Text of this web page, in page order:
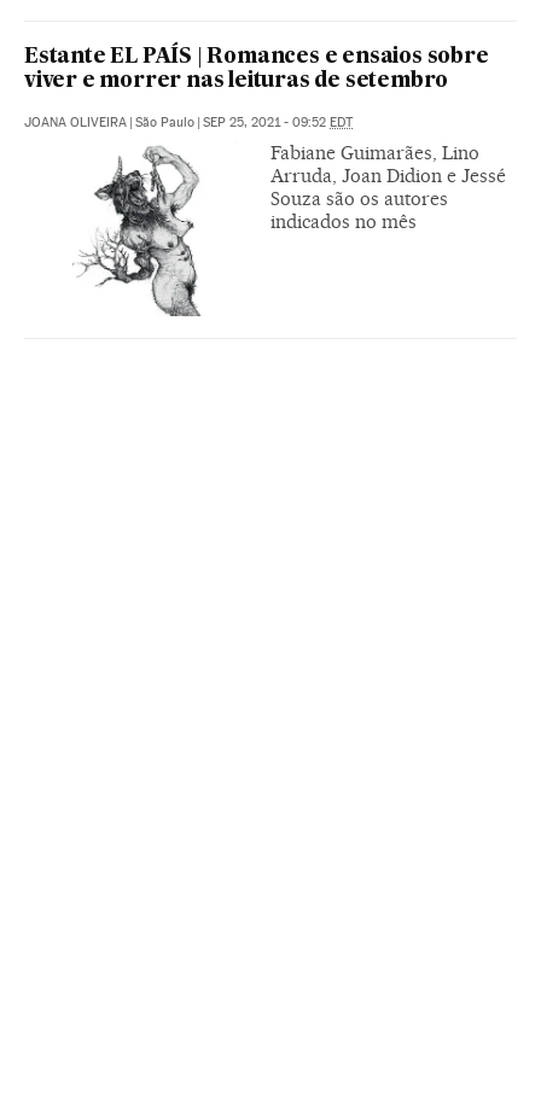
Estante EL PAÍS | Romances e ensaios sobre
viver e morrer nas leituras de setembro
JOANA OLIVEIRA | São Paulo | SEP 25, 2021 - 09:52 EDT
Fabiane Guimarães, Lino
Arruda, Joan Didion e Jessé
Souza são os autores
indicados no mês